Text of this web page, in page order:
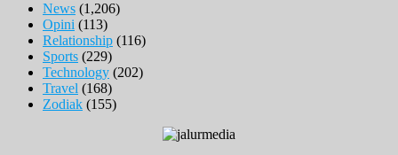
News (1,206)
Opini (113)
Relationship (116)
Sports (229)
Technology (202)
Travel (168)
Zodiak (155)